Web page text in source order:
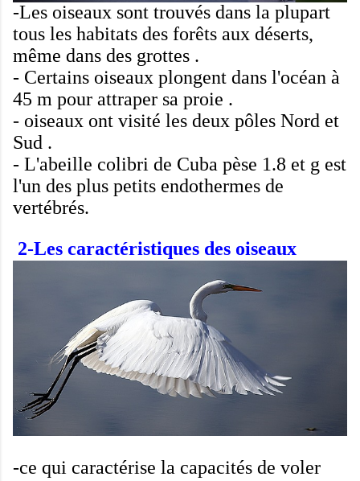
-Les oiseaux sont trouvés dans la plupart
tous les habitats des forêts aux déserts,
même dans des grottes .
- Certains oiseaux plongent dans l'océan à
45 m pour attraper sa proie .
- oiseaux ont visité les deux pôles Nord et
Sud .
- L'abeille colibri de Cuba pèse 1.8 et g est
l'un des plus petits endothermes de
vertébrés.
2-Les caractéristiques des oiseaux
-ce qui caractérise la capacités de voler